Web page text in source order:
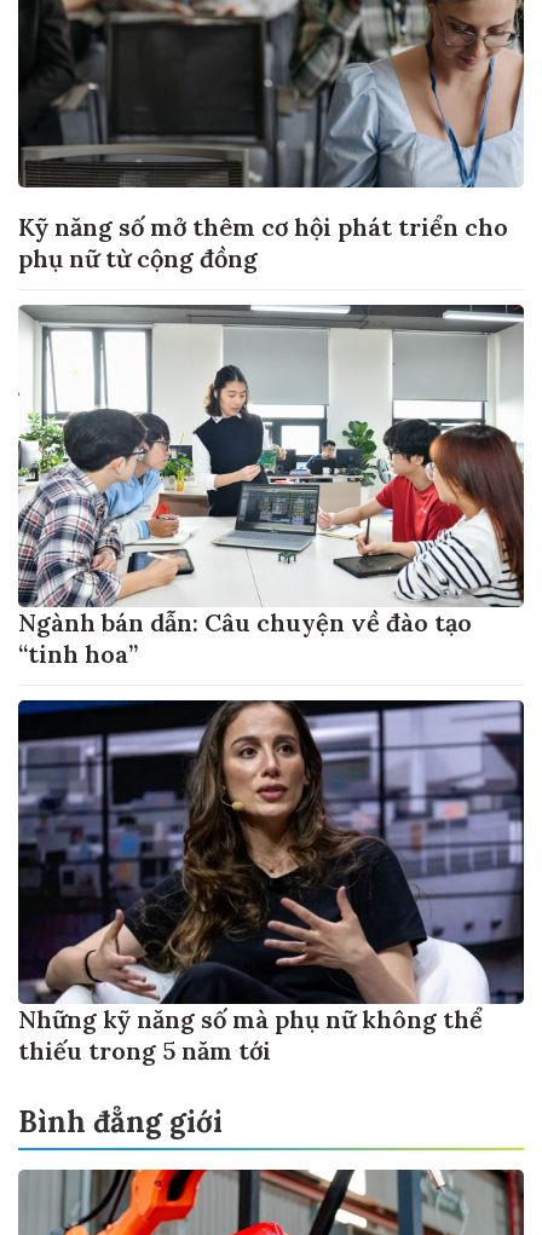
Kỹ năng số mở thêm cơ hội phát triển cho
phụ nữ từ cộng đồng
Ngành bán dẫn: Câu chuyện về đào tạo
“tinh hoa”
Những kỹ năng số mà phụ nữ không thể
thiếu trong 5 năm tới
Bình đẳng giới